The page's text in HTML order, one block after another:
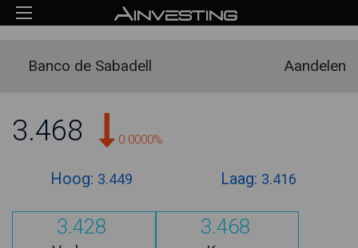
Banco de Sabadell Aandelen
3.468 0.0000%
Hoog: 3.449 Laag: 3.416
3.428 3.468